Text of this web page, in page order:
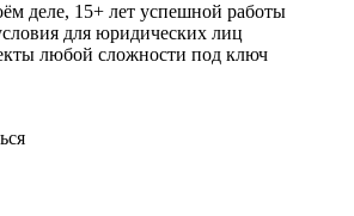
деле, 15+ лет успешной работы
для юридических лиц
любой сложности под ключ